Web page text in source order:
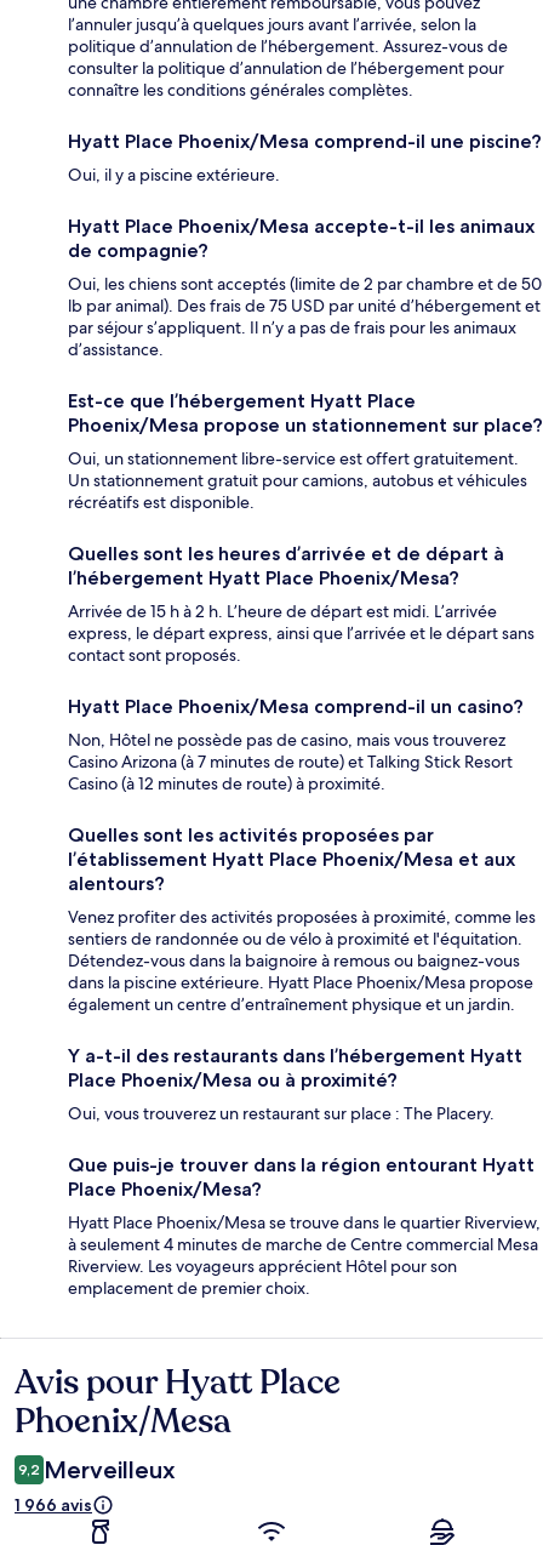
l’annuler jusqu’à quelques jours avant l’arrivée, selon la
politique d’annulation de l’hébergement. Assurez-vous de
consulter la politique d’annulation de l’hébergement pour
connaître les conditions générales complètes.
Hyatt Place Phoenix/Mesa comprend-il une piscine?
Oui, il y a piscine extérieure.
Hyatt Place Phoenix/Mesa accepte-t-il les animaux
de compagnie?
Oui, les chiens sont acceptés (limite de 2 par chambre et de 50
lb par animal). Des frais de 75 USD par unité d’hébergement et
par séjour s’appliquent. Il n’y a pas de frais pour les animaux
d’assistance.
Est-ce que l’hébergement Hyatt Place
Phoenix/Mesa propose un stationnement sur place?
Oui, un stationnement libre-service est offert gratuitement.
Un stationnement gratuit pour camions, autobus et véhicules
récréatifs est disponible.
Quelles sont les heures d’arrivée et de départ à
l’hébergement Hyatt Place Phoenix/Mesa?
Arrivée de 15 h à 2 h. L’heure de départ est midi. L’arrivée
express, le départ express, ainsi que l’arrivée et le départ sans
contact sont proposés.
Hyatt Place Phoenix/Mesa comprend-il un casino?
Non, Hôtel ne possède pas de casino, mais vous trouverez
Casino Arizona (à 7 minutes de route) et Talking Stick Resort
Casino (à 12 minutes de route) à proximité.
Quelles sont les activités proposées par
l’établissement Hyatt Place Phoenix/Mesa et aux
alentours?
Venez profiter des activités proposées à proximité, comme les
sentiers de randonnée ou de vélo à proximité et l'équitation.
Détendez-vous dans la baignoire à remous ou baignez-vous
dans la piscine extérieure. Hyatt Place Phoenix/Mesa propose
également un centre d’entraînement physique et un jardin.
Y a-t-il des restaurants dans l’hébergement Hyatt
Place Phoenix/Mesa ou à proximité?
Oui, vous trouverez un restaurant sur place : The Placery.
Que puis-je trouver dans la région entourant Hyatt
Place Phoenix/Mesa?
Hyatt Place Phoenix/Mesa se trouve dans le quartier Riverview,
à seulement 4 minutes de marche de Centre commercial Mesa
Riverview. Les voyageurs apprécient Hôtel pour son
emplacement de premier choix.
Avis
Avis pour Hyatt Place
Phoenix/Mesa
9,2 Merveilleux
1 966 avis